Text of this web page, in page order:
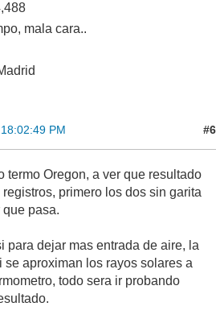
mala cara..
PM #6
termo Oregon, a ver que resultado
primero los dos sin garita
pasa.
para dejar mas entrada de aire, la
se aproximan los rayos solares a
todo sera ir probando